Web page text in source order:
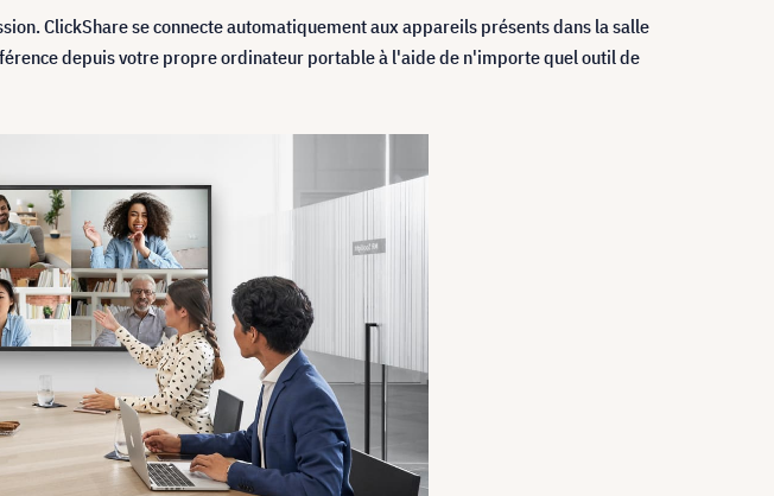
ClickShare se connecte automatiquement aux appareils présents dans la salle
depuis votre propre ordinateur portable à l'aide de n'importe quel outil de